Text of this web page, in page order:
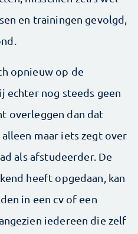
en trainingen gevolgd,
opnieuw op de
echter nog steeds geen
overleggen dan dat
maar iets zegt over
als afstudeerder. De
heeft opgedaan, kan
in een cv of een
iedereen die zelf